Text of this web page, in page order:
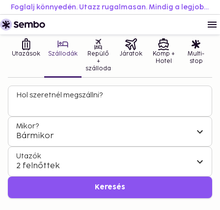
Foglalj könnyedén. Utazz rugalmasan. Mindig a legjobb áron.
Utazások Szállodák
Repülő
+
szálloda
Járatok
Komp +
Hotel
Multi-
stop
Hol szeretnél megszállni?
Mikor?
Bármikor
Utazók
2 felnőttek
Keresés